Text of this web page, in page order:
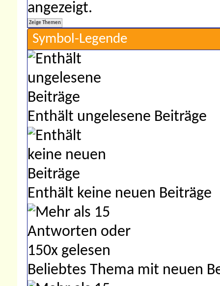
angezeigt.
Symbol-Legende
Enthält ungelesene Beiträge
Enthält keine neuen Beiträge
Beliebtes Thema mit neuen